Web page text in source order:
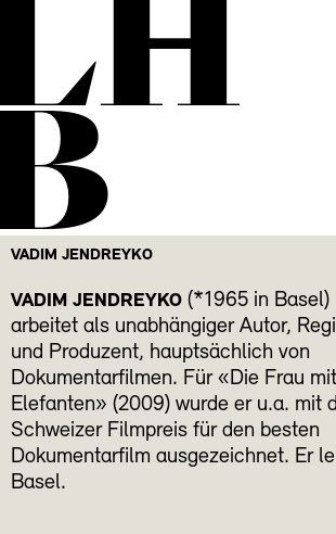
THEATERPLATZ-
13.10. SAŠA STANIŠIĆ
19.10.
November
21.11.
SCHREIBLUST
Gabrielle Alioth
VADIM JENDREYKO
VADIM JENDREYKO (*1965 in Basel)
arbeitet als unabhängiger Autor,
und Produzent, hauptsächlich von
Dokumentarfilmen. Für «Die Frau
Elefanten» (2009) wurde er u.a. mit
Schweizer Filmpreis für den besten
Dokumentarfilm ausgezeichnet. Er
Basel.